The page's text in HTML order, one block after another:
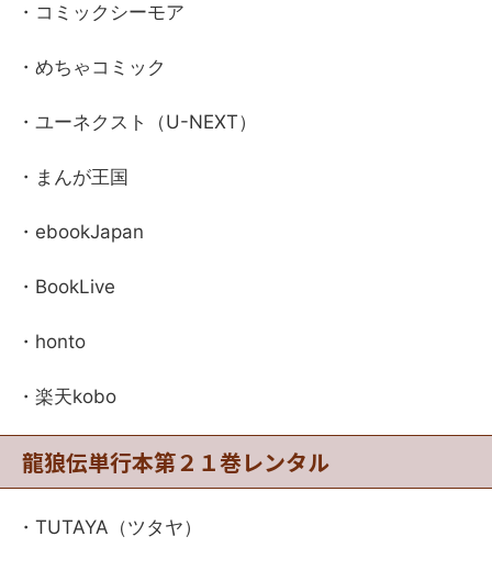
・コミックシーモア
・めちゃコミック
・ユーネクスト（U-NEXT）
・まんが王国
・ebookJapan
・BookLive
・honto
・楽天kobo
龍狼伝単行本第２１巻レンタル
・TUTAYA（ツタヤ）